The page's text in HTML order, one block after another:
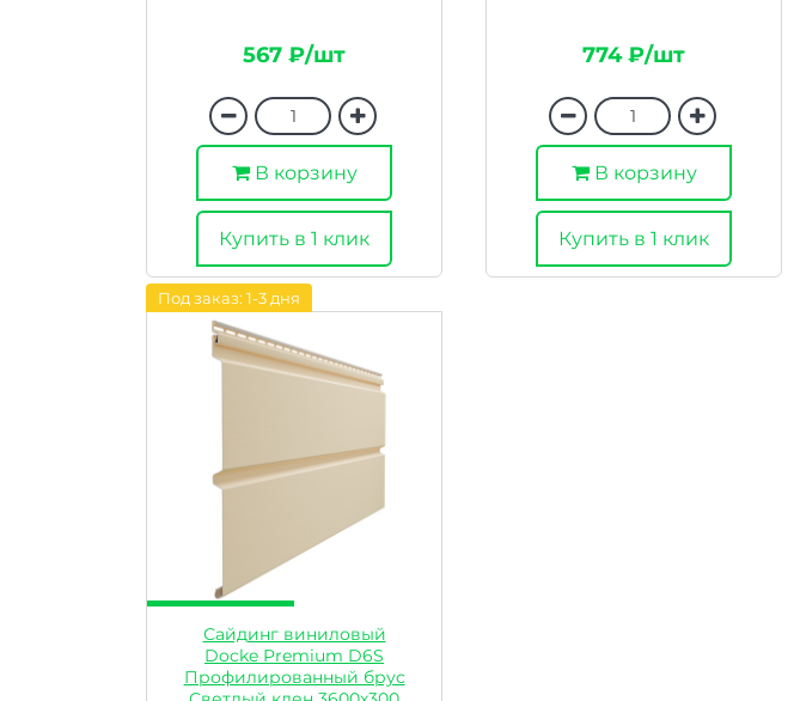
567 ₽/шт
В корзину
Купить в 1 клик
774 ₽/шт
В корзину
Купить в 1 клик
Под заказ: 1-3 дня
Сайдинг виниловый
Docke Premium D6S
Профилированный брус